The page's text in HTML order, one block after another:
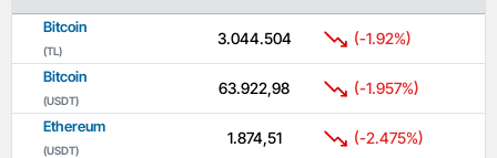
Bitcoin
(TL)
3.044.504 (-1.92%)
Bitcoin
(USDT)
63.922,98 (-1.957%)
Ethereum
(USDT)
1.874,51 (-2.475%)